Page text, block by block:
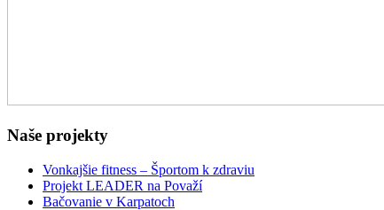
Naše projekty
Vonkajšie fitness – Športom k zdraviu
Projekt LEADER na Považí
Bačovanie v Karpatoch